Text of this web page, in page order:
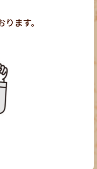
ます。